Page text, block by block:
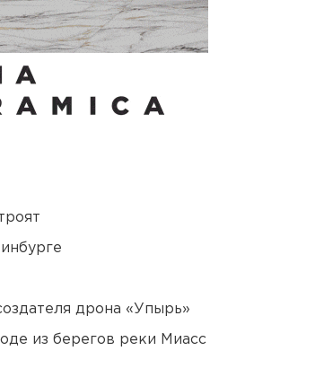
дрона «Упырь»
из берегов реки Миасс